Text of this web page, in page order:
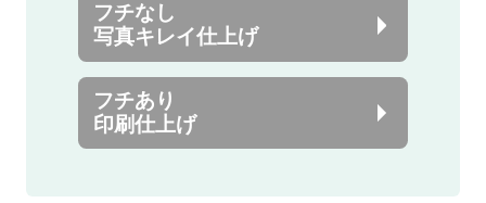
フチなし
写真キレイ仕上げ
フチあり
印刷仕上げ